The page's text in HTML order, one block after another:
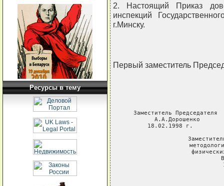
Ресурсы в тему
2. Настоящий Приказ
инспекций
г.Минску.
Первый заместитель
Заместитель
А.А.Дорошенко
18.02.1998 г.